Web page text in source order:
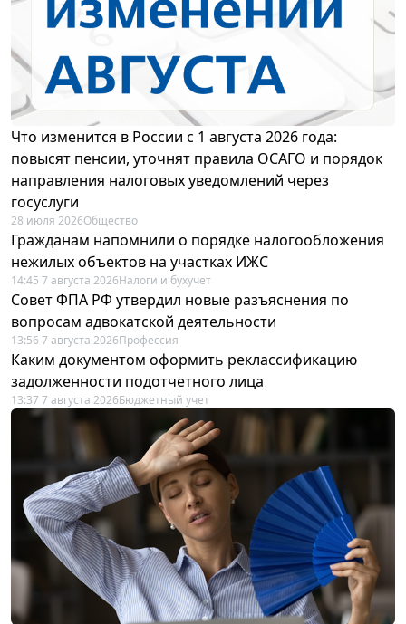
Что изменится в России с 1 августа 2026 года:
повысят пенсии, уточнят правила ОСАГО и порядок
направления налоговых уведомлений через
госуслуги
28 июля 2026Общество
Гражданам напомнили о порядке налогообложения
нежилых объектов на участках ИЖС
14:45 7 августа 2026Налоги и бухучет
Совет ФПА РФ утвердил новые разъяснения по
вопросам адвокатской деятельности
13:56 7 августа 2026Профессия
Каким документом оформить реклассификацию
задолженности подотчетного лица
13:37 7 августа 2026Бюджетный учет